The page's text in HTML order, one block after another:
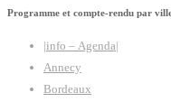
Programme et compte-rendu par
|info – Agenda|
Annecy
Bordeaux